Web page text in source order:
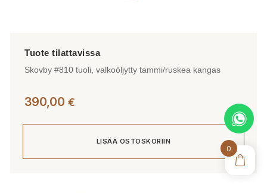
Skovby #810 tuoli, valkoöljytty tammi/ruskea kangas
390,00 €
LISÄÄ OSTOSKORIIN
0